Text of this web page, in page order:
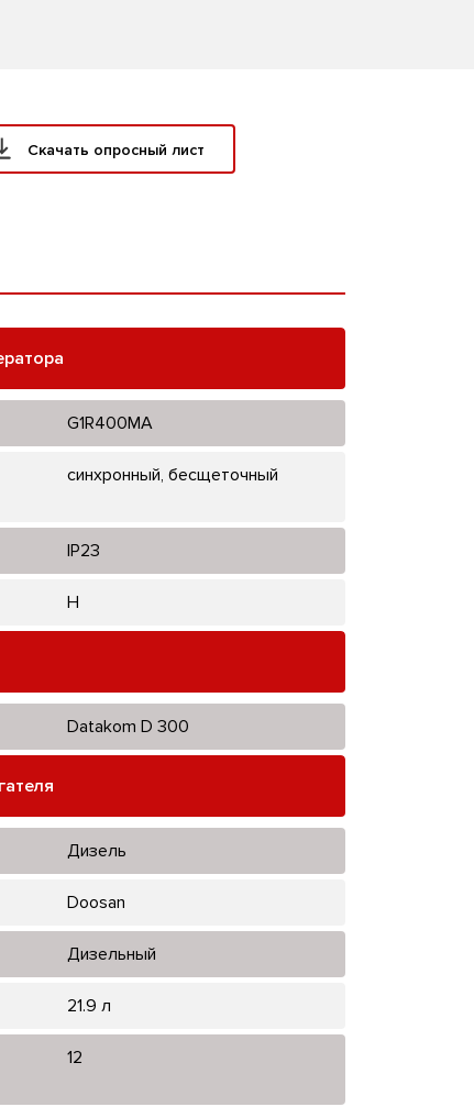
Скачать опросный лист
G1R400MA
синхронный, бесщеточный
IP23
H
Datakom D 300
Дизель
Doosan
Дизельный
21.9 л
12